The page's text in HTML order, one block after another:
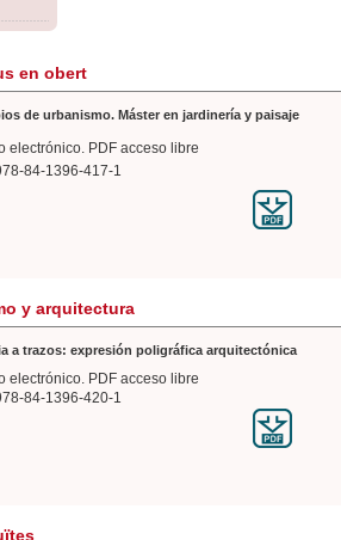
en obert
de urbanismo. Máster en jardinería y paisaje
electrónico. PDF acceso libre
84-1396-417-1
y arquitectura
a trazos: expresión poligráfica arquitectónica
electrónico. PDF acceso libre
84-1396-420-1